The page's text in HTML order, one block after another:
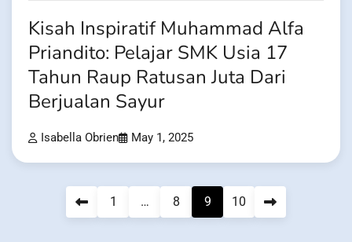
Kisah Inspiratif Muhammad Alfa
Priandito: Pelajar SMK Usia 17
Tahun Raup Ratusan Juta Dari
Berjualan Sayur
Isabella Obrien May 1, 2025
1 … 8 9 10